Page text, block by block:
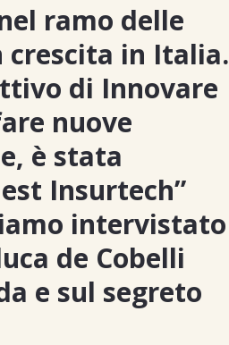
ramo delle
in Italia.
di Innovare
nuove
è stata
Insurtech”
intervistato
de Cobelli
e sul segreto